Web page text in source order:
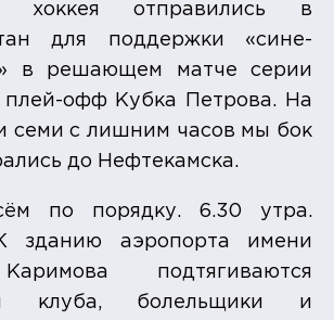
хоккея отправились в
для поддержки «сине-
в решающем матче серии
офф Кубка Петрова. На
семи с лишним часов мы бок
до Нефтекамска.
по порядку. 6.30 утра.
зданию аэропорта имени
подтягиваются
клуба, болельщики и